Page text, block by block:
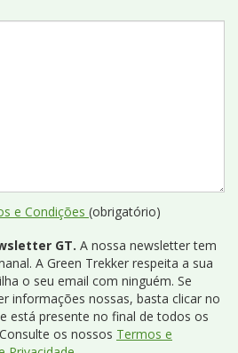
e Condições (obrigatório)
GT. A nossa newsletter tem
A Green Trekker respeita a sua
o seu email com ninguém. Se
informações nossas, basta clicar no
está presente no final de todos os
os nossos Termos e